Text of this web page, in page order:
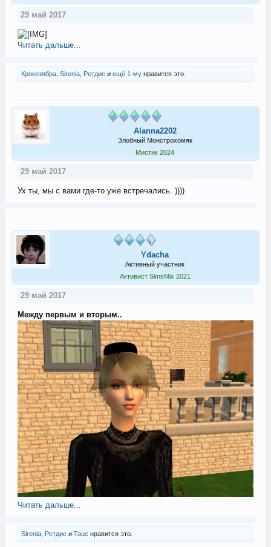
29 май 2017
Читать дальше...
Крокозябра, Sirenia, Ретдис и ещё 1-мунравится это.
Alanna2202
Злобный Монстрохомяк
Мистик 2024
29 май 2017
Ух ты, мы с вами где-то уже встречались. ))))
Ydacha
Активный участник
Активист SimsMix 2021
29 май 2017
Между первым и вторым..
Читать дальше...
Sirenia, Ретдис и Tauc нравится это.